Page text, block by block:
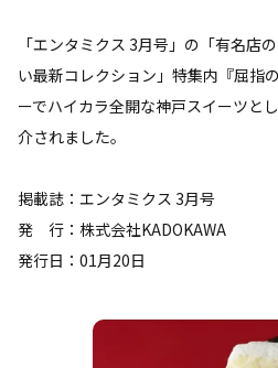
「エンタミクス 3月号」の「有名店
い最新コレクション」特集内『屈指
ーでハイカラ全開な神戸スイーツと
介されました。
掲載誌：エンタミクス 3月号
発 行：株式会社KADOKAWA
発行日：01月20日